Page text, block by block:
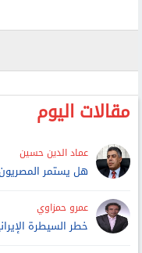
مقالات اليوم
عماد الدين حسين
هل يستمر
عمرو حمزاوي
خطر السيطرة